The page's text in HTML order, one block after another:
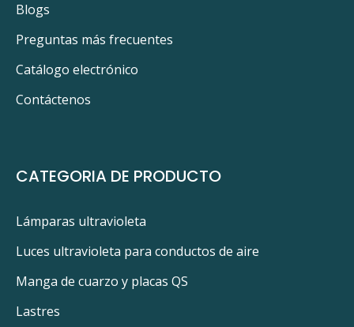
Blogs
Preguntas más frecuentes
Catálogo electrónico
Contáctenos
CATEGORIA DE PRODUCTO
Lámparas ultravioleta
Luces ultravioleta para conductos de aire
Manga de cuarzo y placas QS
Lastres